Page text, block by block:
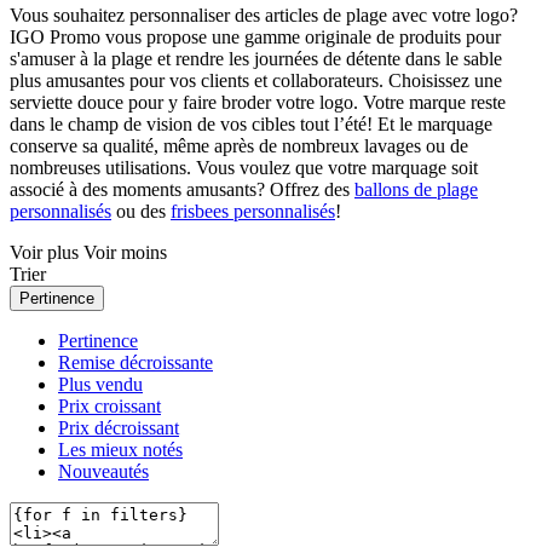
Vous souhaitez personnaliser des articles de plage avec votre logo?
IGO Promo vous propose une gamme originale de produits pour
s'amuser à la plage et rendre les journées de détente dans le sable
plus amusantes pour vos clients et collaborateurs. Choisissez une
serviette douce pour y faire broder votre logo. Votre marque reste
dans le champ de vision de vos cibles tout l’été! Et le marquage
conserve sa qualité, même après de nombreux lavages ou de
nombreuses utilisations. Vous voulez que votre marquage soit
associé à des moments amusants? Offrez des ballons de plage
personnalisés ou des frisbees personnalisés!
Voir plus Voir moins
Trier
Pertinence
Pertinence
Remise décroissante
Plus vendu
Prix croissant
Prix décroissant
Les mieux notés
Nouveautés